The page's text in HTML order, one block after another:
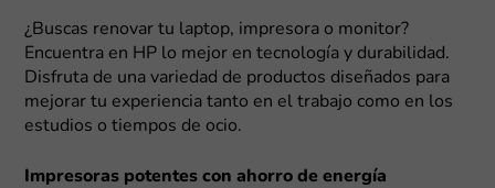
¿Buscas renovar tu laptop, impresora o monitor?
Encuentra en HP lo mejor en tecnología y durabilidad.
Disfruta de una variedad de productos diseñados para
mejorar tu experiencia tanto en el trabajo como en los
estudios o tiempos de ocio.
Impresoras potentes con ahorro de energía